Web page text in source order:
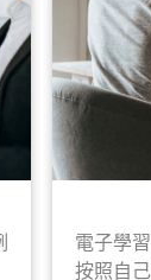
電子學
按照自